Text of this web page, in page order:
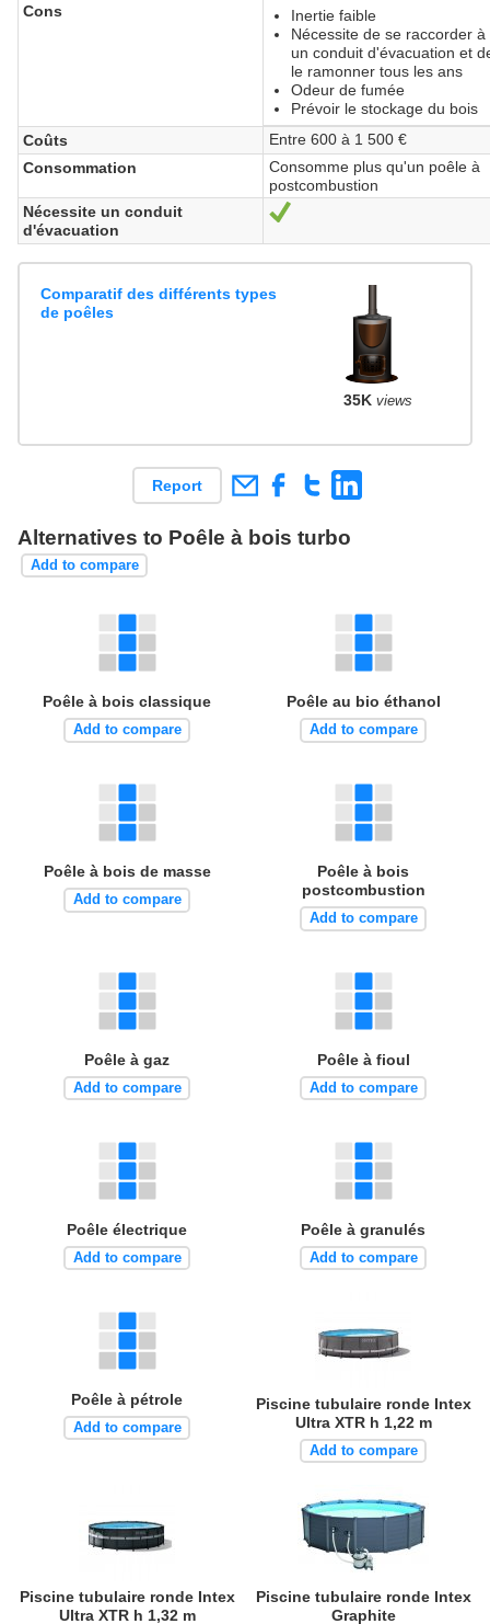
Cons
Inertie faible
Nécessite de se raccorder à
un conduit d'évacuation et
le ramonner tous les ans
Odeur de fumée
Prévoir le stockage du bois
Coûts
Entre 600 à 1 500 €
Consommation
Consomme plus qu'un poêle à
postcombustion
Nécessite un conduit
d'évacuation
Comparatif des différents types
de poêles
35K views
Report
Alternatives to Poêle à bois turbo
Add to compare
Poêle à bois classique
Add to compare
Poêle au bio éthanol
Add to compare
Poêle à bois de masse
Add to compare
Poêle à bois
postcombustion
Add to compare
Poêle à gaz
Add to compare
Poêle à fioul
Add to compare
Poêle électrique
Add to compare
Poêle à granulés
Add to compare
Poêle à pétrole
Add to compare
Piscine tubulaire ronde Intex
Ultra XTR h 1,22 m
Add to compare
Piscine tubulaire ronde Intex
Ultra XTR h 1,32 m
Piscine tubulaire ronde Intex
Graphite